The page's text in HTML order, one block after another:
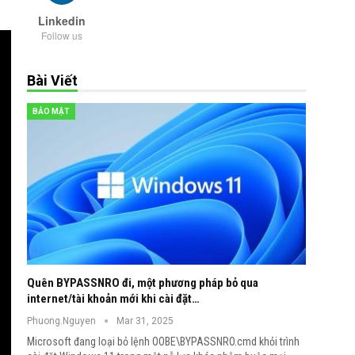
Linkedin
Follow us
Bài Viết
BẢO MẬT
Quên BYPASSNRO đi, một phương pháp bỏ qua
internet/tài khoản mới khi cài đặt…
Phuong.Nguyen Mar 31, 2025
Microsoft đang loại bỏ lệnh OOBE\BYPASSNRO.cmd khỏi trình